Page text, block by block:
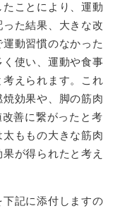
ことにより、運動
た結果、大きな改
動習慣のなかった
使い、運動や食事
えられます。これ
効果や、脚の筋肉
善に繋がったと考
ももの大きな筋肉
が得られたと考え
記に添付しますの